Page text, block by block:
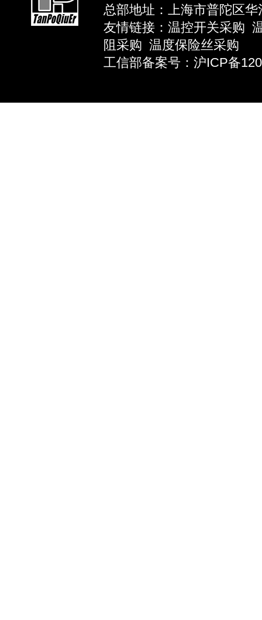
总部地址：上海市普陀区
友情链接： 温控开关采购
阻采购 温度保险丝采购
工信部备案号：沪ICP备